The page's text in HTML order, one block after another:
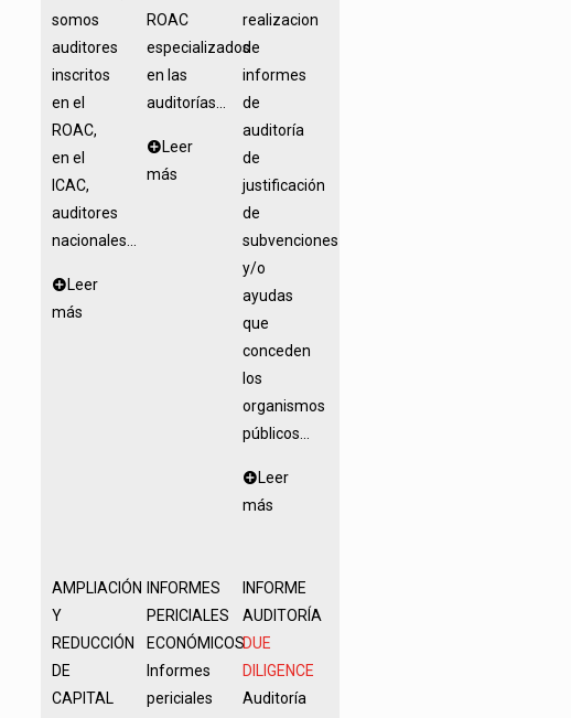
somos
auditores
inscritos
en el
ROAC,
en el
ICAC,
auditores
nacionales...
Leer
más
ROAC
especializados
en las
auditorías...
Leer
más
realizacion
de
informes
de
auditoría
de
justificación
de
subvenciones
y/o
ayudas
que
conceden
los
organismos
públicos...
Leer
más
AMPLIACIÓN
Y
REDUCCIÓN
DE
CAPITAL
INFORMES
PERICIALES
ECONÓMICOS
Informes
periciales
INFORME
AUDITORÍA
DUE
DILIGENCE
Auditoría